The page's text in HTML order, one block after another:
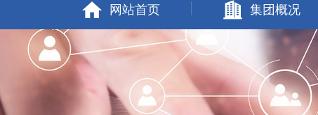
网站首页 集团概况